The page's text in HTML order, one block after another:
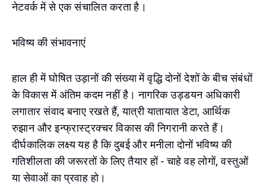
नेटवर्क में से एक संचालित करता है।
भविष्य की संभावनाएं
हाल ही में घोषित उड़ानों की संख्या में वृद्धि दोनों देशों के बीच संबंधों
के विकास में अंतिम कदम नहीं है। नागरिक उड्डयन अधिकारी
लगातार संवाद बनाए रखते हैं, यात्री यातायात डेटा, आर्थिक
रुझान और इन्फ्रास्ट्रक्चर विकास की निगरानी करते हैं।
दीर्घकालिक लक्ष्य यह है कि दुबई और मनीला दोनों भविष्य की
गतिशीलता की जरूरतों के लिए तैयार हों - चाहे वह लोगों, वस्तुओं
या सेवाओं का प्रवाह हो।